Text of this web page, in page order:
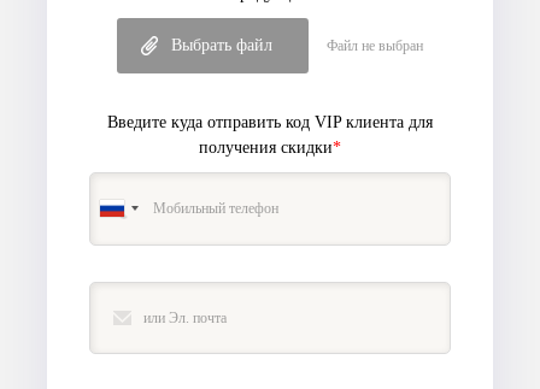
Выбрать файл Файл не выбран
Введите куда отправить код VIP клиента для
получения скидки*